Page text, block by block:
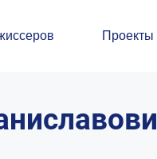
Проекты